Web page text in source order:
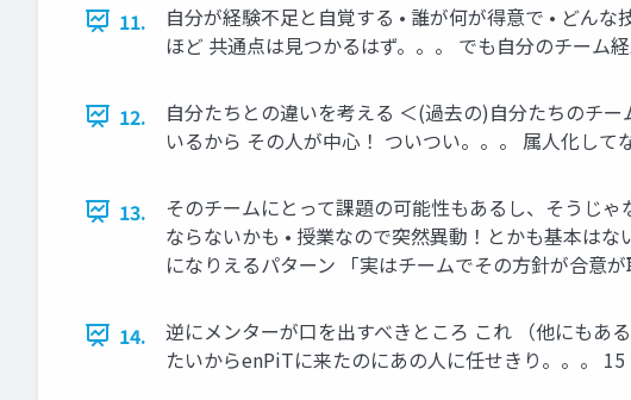
11.
自分が経験不足と自覚する • 誰が何が得意で • どん
ほど 共通点は見つかるはず。。。 でも自分のチーム
12.
自分たちとの違いを考える ＜(過去の)自分たちのチ
いるから その人が中心！ ついつい。。。 属人化し
13.
そのチームにとって課題の可能性もあるし、そうじ
ならないかも • 授業なので突然異動！とかも基本は
になりえるパターン 「実はチームでその方針が合意
14.
逆にメンターが口を出すべきところ これ （他にもあ
たいからenPiTに来たのにあの人に任せきり。。。 15